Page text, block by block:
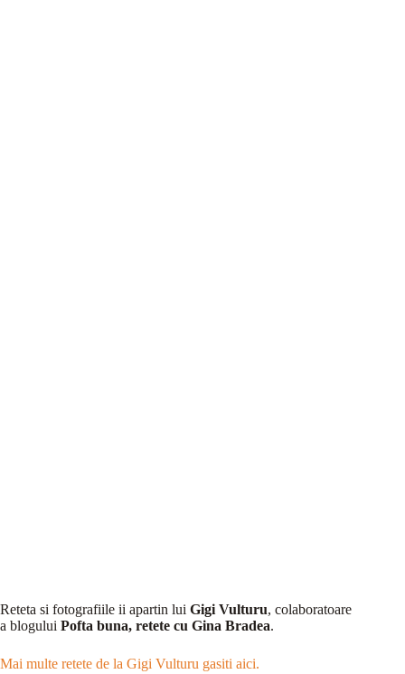
Reteta si fotografiile ii apartin lui Gigi Vulturu, colaboratoare
a blogului Pofta buna, retete cu Gina Bradea.
Mai multe retete de la Gigi Vulturu gasiti aici.